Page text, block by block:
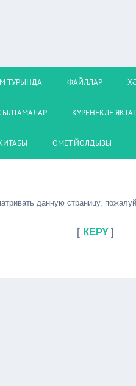
ТУРЫНДА ФАЙЛЛАР
КҮРЕНЕКЛЕ
ӨМЕТ ЙОЛДЫЗЫ
данную страницу,
[ КЕРҮ]